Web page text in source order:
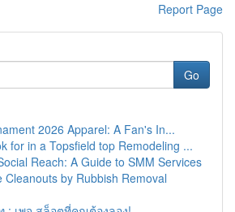
Report Page
Go
2026 Apparel: A Fan's In...
for in a Topsfield top Remodeling ...
Reach: A Guide to SMM Services
Cleanouts by Rubbish Removal